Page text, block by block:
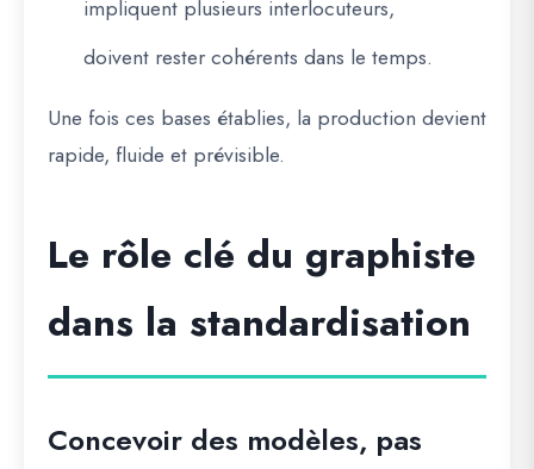
impliquent plusieurs interlocuteurs,
doivent rester cohérents dans le temps.
Une fois ces bases établies, la production devient
rapide, fluide et prévisible.
Le rôle clé du graphiste
dans la standardisation
Concevoir des modèles, pas